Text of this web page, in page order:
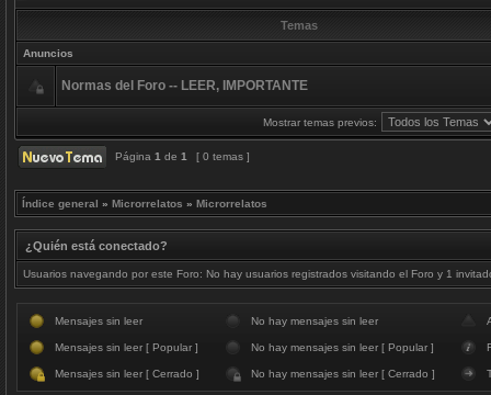
Temas
Anuncios
Normas del Foro -- LEER, IMPORTANTE
Mostrar temas previos:
Página 1 de 1 [ 0 temas ]
Índice general » Microrrelatos » Microrrelatos
¿Quién está conectado?
Usuarios navegando por este Foro: No hay usuarios registrados visitando el Foro y 1
Mensajes sin leer No hay mensajes sin leer
Mensajes sin leer [ Popular ] No hay mensajes sin leer [ Popular ]
Mensajes sin leer [ Cerrado ] No hay mensajes sin leer [ Cerrado ]